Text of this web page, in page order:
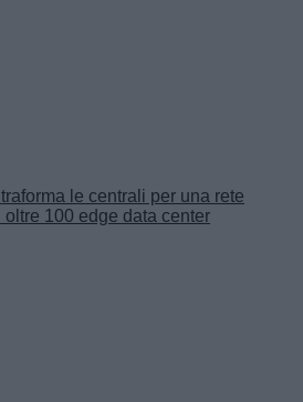
le centrali per una rete
100 edge data center